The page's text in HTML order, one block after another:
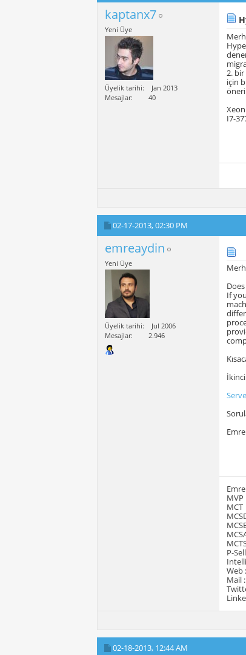
kaptanx7
Yeni Üye
Üyelik tarihi
Jan 2013
Mesajlar
40
2.
için
I7-
02-17-2013,02:30 PM
emreaydin
Yeni Üye
Üyelik tarihi
Jul 2006
Mesajlar
2.946
If
MCT
P-
Web
Mail
02-18-2013, 12:44 AM